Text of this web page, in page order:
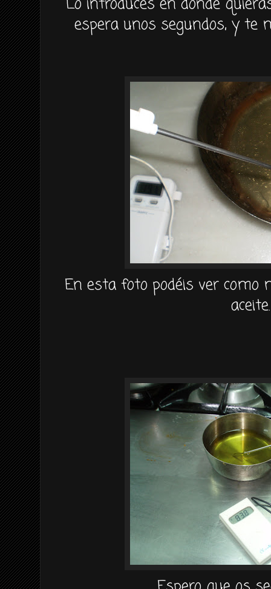
espera unos segundos, y te
En esta foto podéis ver como
aceite.